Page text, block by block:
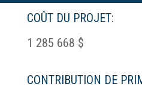
COÛT DU PROJET:
1 285 668 $
CONTRIBUTION DE